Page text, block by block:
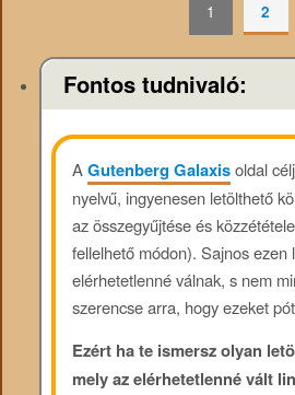
1 2
Fontos tudnivaló:
AGutenberg Galaxisoldal
nyelvű, ingyenesen letölthető
az összegyűjtése és
fellelhető módon). Sajnos ezen
elérhetetlenné válnak, s nem
szerencse arra, hogy ezeket
Ezért ha te ismersz olyan
mely az elérhetetlenné vált